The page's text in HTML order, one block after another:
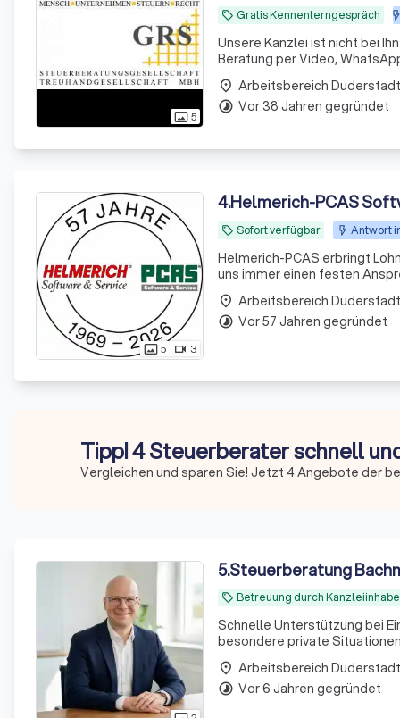
photo_size_select_actual5
local_offer Gratis Kennenlerngespräch
Unsere Kanzlei ist nicht bei
Beratung per Video,
place Arbeitsbereich Duderstadt
timelapse Vor 38 Jahren gegründet
photo_size_select_actual5 videocam 3
4.Helmerich-PCAS
local_offer Sofort verfügbar Antwort
Helmerich-PCAS erbringt
uns immer einen festen
place Arbeitsbereich Duderstadt
timelapse Vor 57 Jahren gegründet
Tipp! 4 Steuerberater schnell
Vergleichen und sparen Sie! Jetzt 4 Angebote der
5.Steuerberatung
local_offer Betreuung durch
Schnelle Unterstützung bei
besondere private
place Arbeitsbereich Duderstadt
timelapse Vor 6 Jahren gegründet